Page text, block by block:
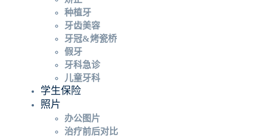
种植牙
牙齿美容
牙冠&烤瓷桥
假牙
牙科急诊
儿童牙科
学生保险
照片
办公图片
治疗前后对比